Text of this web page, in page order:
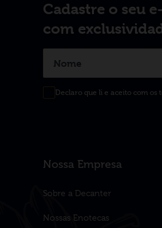
Cadastre o seu
com
Declaro que li e aceito com
Nossa Empresa
Sobre a Decanter
Nossas Enotecas